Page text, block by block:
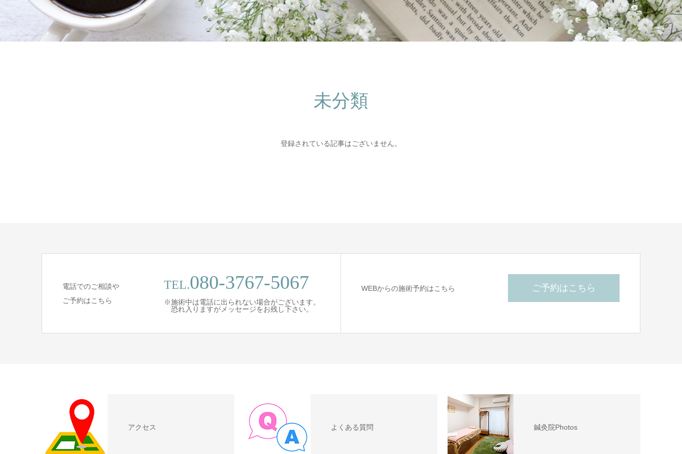
未分類
登録されている記事はございません。
電話でのご相談や
ご予約はこちら
TEL.080-3767-5067
※施術中は電話に出られない場合がございます。
恐れ入りますがメッセージをお残し下さい。
WEBからの施術予約はこちら ご予約はこちら
アクセス よくある質問 鍼灸院Photos